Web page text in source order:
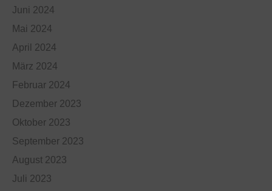
Juni 2024
Mai 2024
April 2024
März 2024
Februar 2024
Dezember 2023
Oktober 2023
September 2023
August 2023
Juli 2023